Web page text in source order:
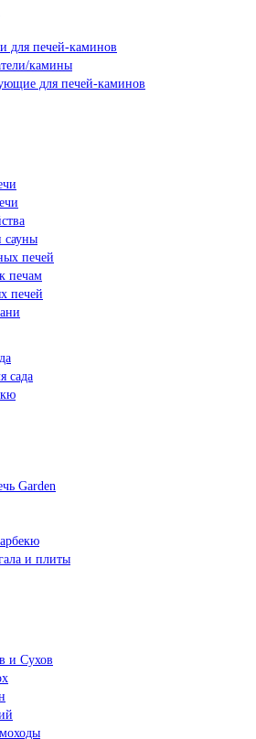
для печей-каминов
камины
для печей-каминов
сауны
печей
печам
печей
сада
Garden
и плиты
и Сухов